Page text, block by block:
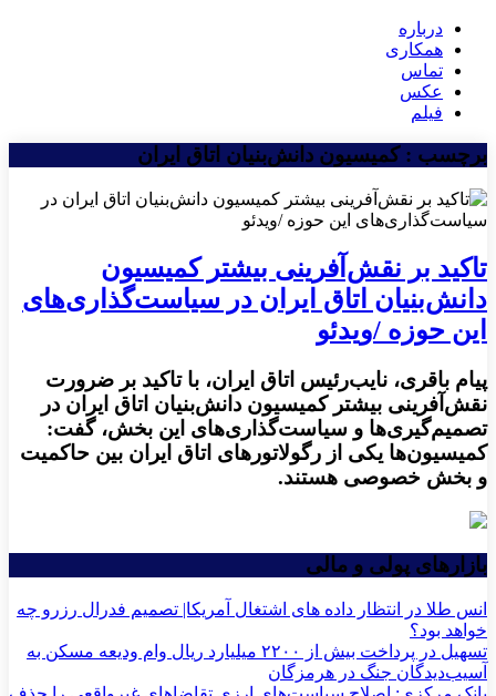
درباره
همکاری
تماس
عکس
فیلم
برچسب : کمیسیون دانش‌بنیان اتاق ایران
تاکید بر نقش‌آفرینی بیشتر کمیسیون
دانش‌بنیان اتاق ایران در سیاست‌گذاری‌های
این حوزه /ویدئو
پیام باقری، نایب‌رئیس اتاق ایران، با تاکید بر ضرورت
نقش‌آفرینی بیشتر کمیسیون دانش‌بنیان اتاق ایران در
تصمیم‌گیری‌ها و سیاست‌گذاری‌های این بخش، گفت:
کمیسیون‌ها یکی از رگولاتورهای اتاق ایران بین حاکمیت
و بخش خصوصی هستند.
بازارهای پولی و مالی
انس طلا در انتظار داده های اشتغال آمریکا| تصمیم فدرال رزرو چه
خواهد بود؟
تسهیل در پرداخت بیش از ۲۲۰۰ میلیارد ریال وام ودیعه مسکن به
آسیب‌دیدگان جنگ در هرمزگان